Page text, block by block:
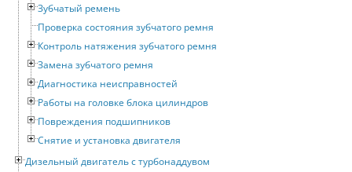
Зубчатый ремень
Проверка состояния зубчатого ремня
Контроль натяжения зубчатого ремня
Замена зубчатого ремня
Диагностика неисправностей
Работы на головке блока цилиндров
Повреждения подшипников
Снятие и установка двигателя
Дизельный двигатель с турбонаддувом